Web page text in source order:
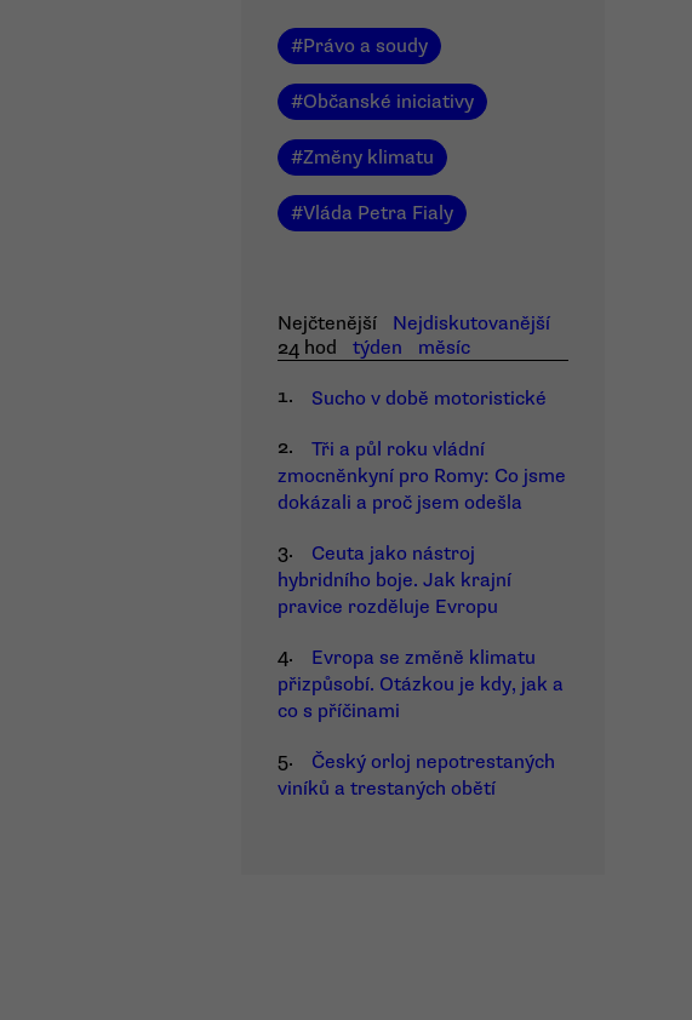
#Právo a soudy
#Občanské iniciativy
#Změny klimatu
#Vláda Petra Fialy
Nejčtenější
Nejdiskutovanější
24 hod
týden
měsíc
1.
Sucho v době motoristické
2.
Tři a půl roku vládní
zmocněnkyní pro Romy: Co jsme
dokázali a proč jsem odešla
3.
Ceuta jako nástroj
hybridního boje. Jak krajní
pravice rozděluje Evropu
4.
Evropa se změně klimatu
přizpůsobí. Otázkou je kdy, jak a
co s příčinami
5.
Český orloj nepotrestaných
viníků a trestaných obětí